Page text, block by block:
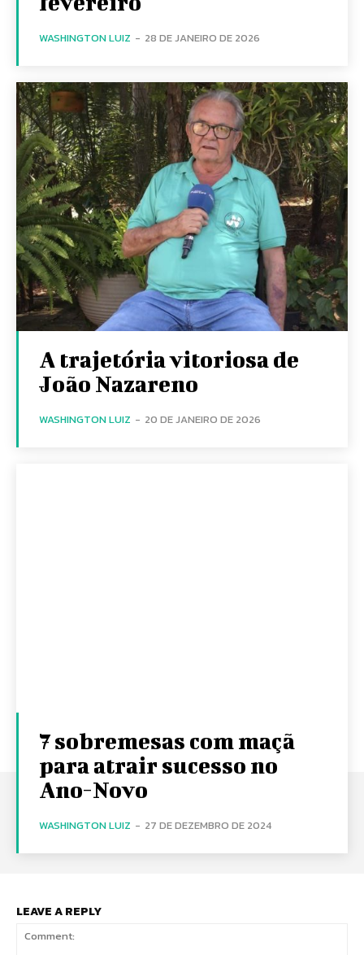
WASHINGTON LUIZ - 28 DE JANEIRO DE 2026
A trajetória vitoriosa de
João Nazareno
WASHINGTON LUIZ - 20 DE JANEIRO DE 2026
7 sobremesas com maçã
para atrair sucesso no
Ano-Novo
WASHINGTON LUIZ - 27 DE DEZEMBRO DE 2024
LEAVE A REPLY